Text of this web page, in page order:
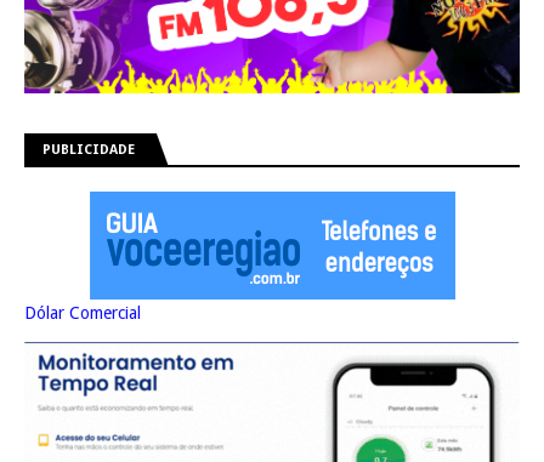
PUBLICIDADE
Dólar Comercial